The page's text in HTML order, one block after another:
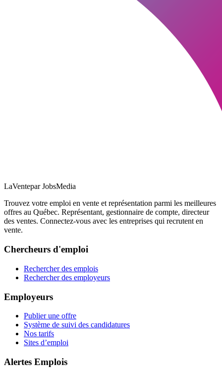
LaVentepar JobsMedia
Trouvez votre emploi en vente et représentation parmi les meilleures
offres au Québec. Représentant, gestionnaire de compte, directeur
des ventes. Connectez-vous avec les entreprises qui recrutent en
vente.
Chercheurs d'emploi
Rechercher des emplois
Rechercher des employeurs
Employeurs
Publier une offre
Système de suivi des candidatures
Nos tarifs
Sites d’emploi
Alertes Emplois